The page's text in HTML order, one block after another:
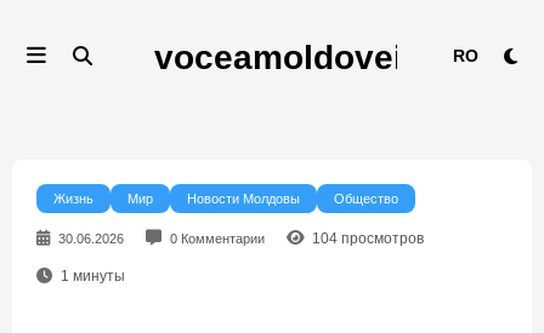
содержимому
RO
Жизнь Мир Новости Молдовы Общество
30.06.2026 0 Комментарии 104 просмотров
1 минуты